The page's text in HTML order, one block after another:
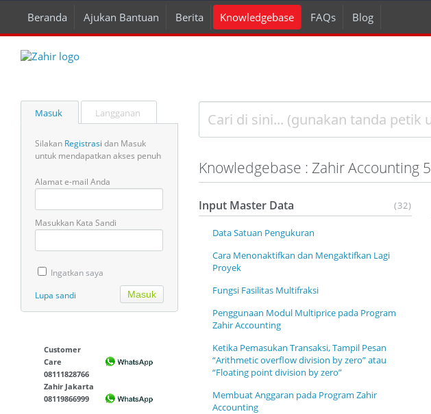
Beranda Ajukan Bantuan Berita Knowledgebase FAQs Blog
Masuk Langganan
Silakan Registrasi dan Masuk
untuk mendapatkan akses penuh
Alamat e-mail Anda
Masukkan Kata Sandi
Ingatkan saya
Lupa sandi
Customer
Care
08111828766
Zahir Jakarta
08119866999
Knowledgebase : Zahir Accounting 5
(32)
Input Master Data
Data Satuan Pengukuran
Cara Menonaktifkan dan Mengaktifkan Lagi
Proyek
Fungsi Fasilitas Multifraksi
Penggunaan Modul Multiprice pada Program
Zahir Accounting
Ketika Pemasukan Transaksi, Tampil Pesan
“Arithmetic overflow division by zero” atau
“Floating point division by zero”
Membuat Anggaran pada Program Zahir
Accounting